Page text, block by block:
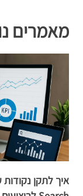
מאמרים